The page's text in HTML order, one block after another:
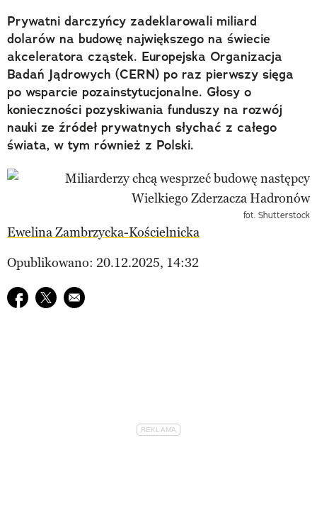
Prywatni darczyńcy zadeklarowali miliard
dolarów na budowę największego na świecie
akceleratora cząstek. Europejska Organizacja
Badań Jądrowych (CERN) po raz pierwszy sięga
po wsparcie pozainstytucjonalne. Głosy o
konieczności pozyskiwania funduszy na rozwój
nauki ze źródeł prywatnych słychać z całego
świata, w tym również z Polski.
fot. Shutterstock
Ewelina Zambrzycka-Kościelnicka
Opublikowano: 20.12.2025, 14:32
Udostępnij na facebook
Udostępnij na twitter
E-mail do przyjaciela